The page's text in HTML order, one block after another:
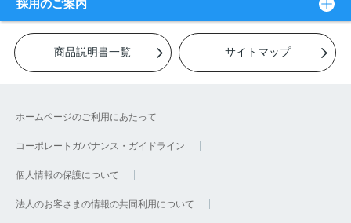
採用のご案内
商品説明書一覧 サイトマップ
ホームページのご利用にあたって
コーポレートガバナンス・ガイドライン
個人情報の保護について
法人のお客さまの情報の共同利用について